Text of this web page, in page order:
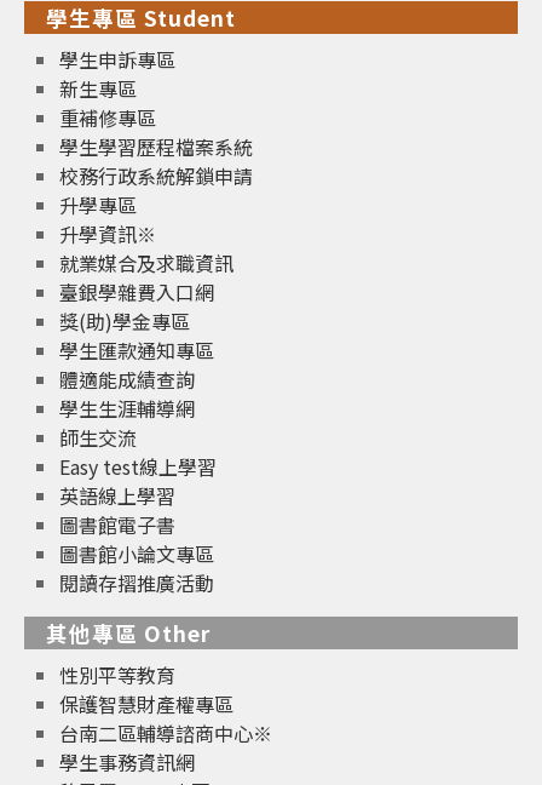
學生專區 Student
學生申訴專區
新生專區
重補修專區
學生學習歷程檔案系統
校務行政系統解鎖申請
升學專區
升學資訊※
就業媒合及求職資訊
臺銀學雜費入口網
獎(助)學金專區
學生匯款通知專區
體適能成績查詢
學生生涯輔導網
師生交流
Easy test線上學習
英語線上學習
圖書館電子書
圖書館小論文專區
閱讀存摺推廣活動
其他專區 Other
性別平等教育
保護智慧財產權專區
台南二區輔導諮商中心※
學生事務資訊網